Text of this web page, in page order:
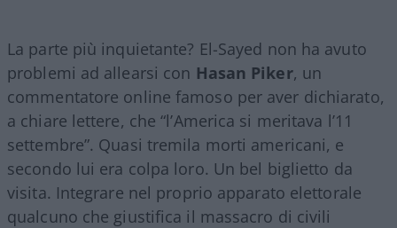
La parte più inquietante? El-Sayed non ha avuto
problemi ad allearsi con Hasan Piker, un
commentatore online famoso per aver dichiarato,
a chiare lettere, che “l’America si meritava l’11
settembre”. Quasi tremila morti americani, e
secondo lui era colpa loro. Un bel biglietto da
visita. Integrare nel proprio apparato elettorale
qualcuno che giustifica il massacro di civili